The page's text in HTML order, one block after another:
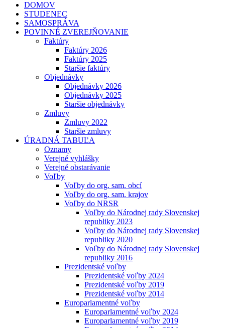
DOMOV
STUDENEC
SAMOSPRÁVA
POVINNÉ ZVEREJŇOVANIE
Faktúry
Faktúry 2026
Faktúry 2025
Staršie faktúry
Objednávky
Objednávky 2026
Objednávky 2025
Staršie objednávky
Zmluvy
Zmluvy 2022
Staršie zmluvy
ÚRADNÁ TABUĽA
Oznamy
Verejné vyhlášky
Verejné obstarávanie
Voľby
Voľby do org. sam. obcí
Voľby do org. sam. krajov
Voľby do NRSR
Voľby do Národnej rady Slovenskej
republiky 2023
Voľby do Národnej rady Slovenskej
republiky 2020
Voľby do Národnej rady Slovenskej
republiky 2016
Prezidentské voľby
Prezidentské voľby 2024
Prezidentské voľby 2019
Prezidentské voľby 2014
Europarlamentné voľby
Europarlamentné voľby 2024
Europarlamentné voľby 2019